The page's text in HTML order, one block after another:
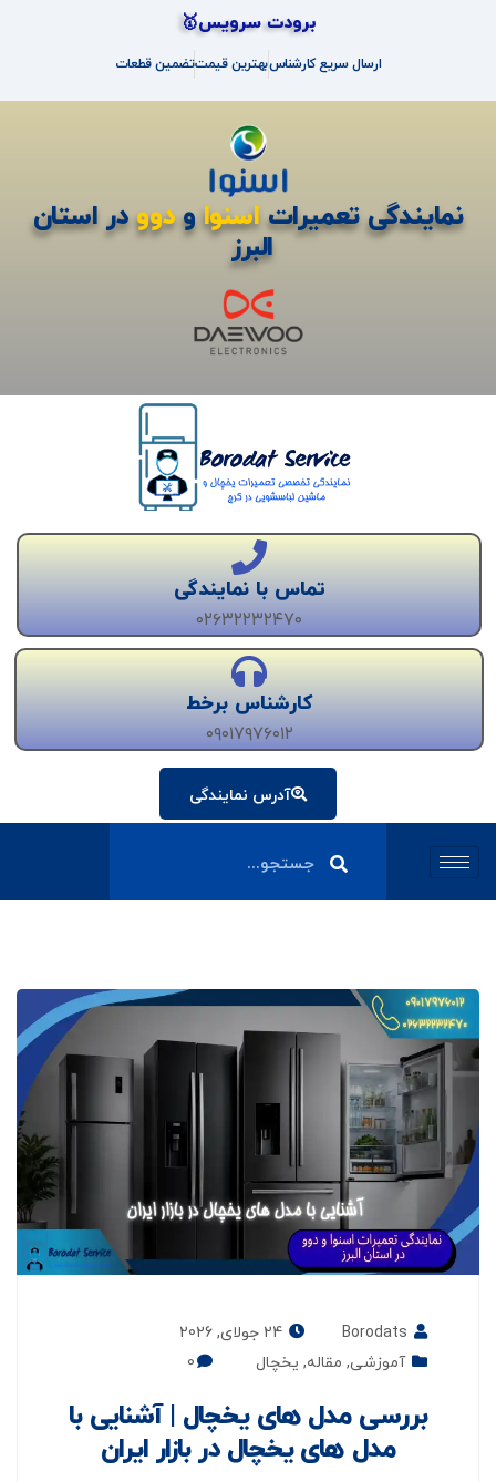
برودت سرویس🥇
ارسال سریع کارشناسبهترین قیمتتضمین قطعات
نمایندگی تعمیراتاسنواودوودر استان
البرز
تماس با نمایندگی
۰۲۶۳۲۲۳۲۴۷۰
کارشناس برخط
۰۹۰۱۷۹۷۶۰۱۲
آدرس نمایندگی
Borodats
آموزشی, مقاله, یخچال 0
بررسی مدل های یخچال | آشنایی با
مدل های یخچال در بازار ایران